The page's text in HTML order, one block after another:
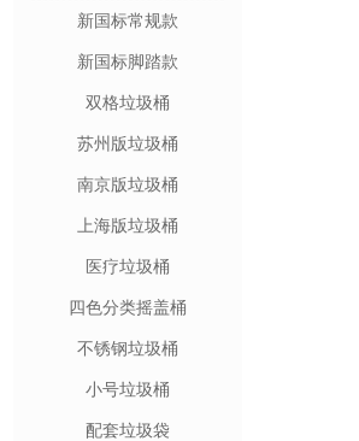
新国标常规款
新国标脚踏款
双格垃圾桶
苏州版垃圾桶
南京版垃圾桶
上海版垃圾桶
医疗垃圾桶
四色分类摇盖桶
不锈钢垃圾桶
小号垃圾桶
配套垃圾袋